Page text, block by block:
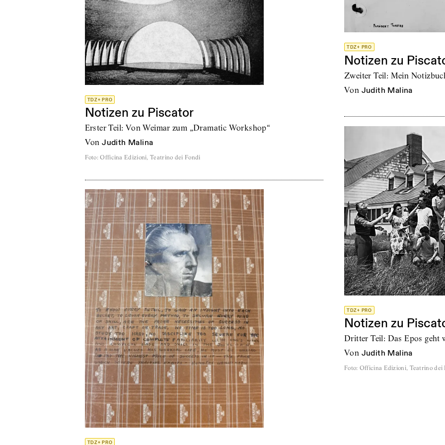
TDZ+ PRO
Notizen zu Piscator
Erster Teil: Von Weimar zum „Dramatic Workshop“
von Judith Malina
Foto: Officina Edizioni, Teatrino dei Fondi
TDZ+ PRO
Notizen zu
Zweiter Teil: Mein
von Judith Malina
TDZ+ PRO
Notizen zu
Dritter Teil: Das Epos geht
von Judith Malina
Foto: Officina Edizioni, Teatrino dei
TDZ+ PRO